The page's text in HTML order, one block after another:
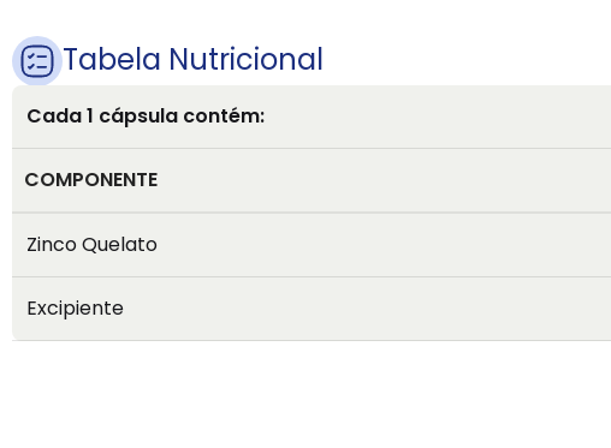
Tabela Nutricional
Cada 1 cápsula contém:
COMPONENTE
Zinco Quelato
Excipiente